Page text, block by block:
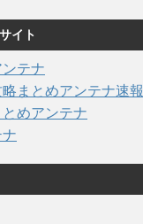
イト
テナ
まとめアンテナ速報
めアンテナ